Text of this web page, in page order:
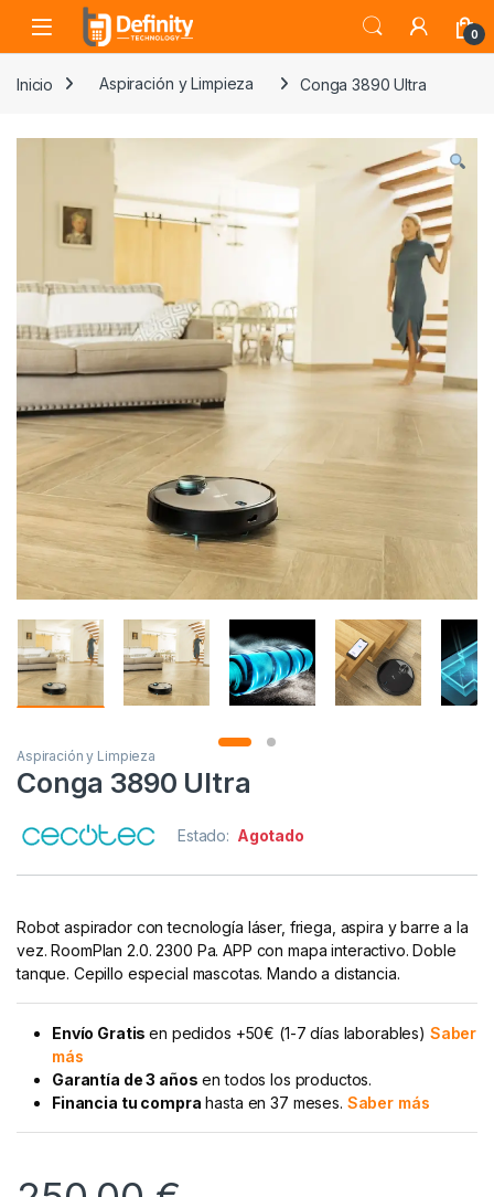
Skip to navigation
Skip to content
Open 0
Inicio Aspiración y Limpieza Conga 3890 Ultra
Aspiración y Limpieza
Conga 3890 Ultra
Estado: Agotado
Robot aspirador con tecnología láser, friega, aspira y barre a la
vez. RoomPlan 2.0. 2300 Pa. APP con mapa interactivo. Doble
tanque. Cepillo especial mascotas. Mando a distancia.
Envío Gratisen pedidos +50€ (1-7 días laborables) Saber
más
Garantía de 3 años en todos los productos.
Financia tu compra hasta en 37 meses. Saber más